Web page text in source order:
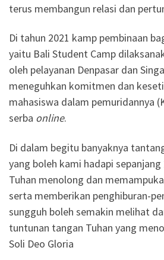
terus membangun relasi dan
Di tahun 2021 kamp pembinaan
yaitu Bali Student Camp
oleh pelayanan Denpasar dan
meneguhkan komitmen dan
mahasiswa dalam pemuridannya
serba online.
Di dalam begitu banyaknya
yang boleh kami hadapi sepanjang
Tuhan menolong dan
serta memberikan penghiburan-
sungguh boleh semakin melihat
tuntunan tangan Tuhan yang
Soli Deo Gloria